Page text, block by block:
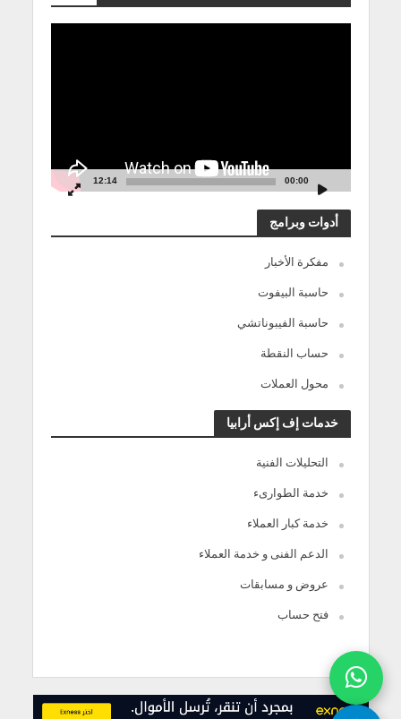
00:00
12:14
أدوات وبرامج
مفكرة الأخبار
حاسبة البيفوت
حاسبة الفيبوناتشي
حساب النقطة
محول العملات
خدمات إف إكس أرابيا
التحليلات الفنية
خدمة الطوارىء
خدمة كبار العملاء
الدعم الفنى و خدمة العملاء
عروض و مسابقات
فتح حساب